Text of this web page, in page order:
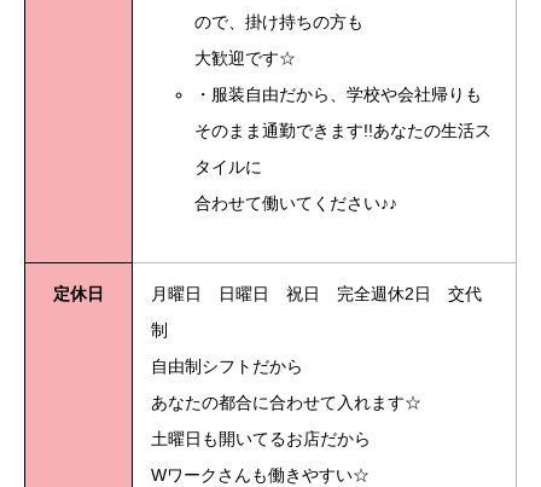
ので、掛け持ちの方も
大歓迎です☆
・服装自由だから、学校や会社帰りも
そのまま通勤できます!!あなたの生活ス
タイルに
合わせて働いてください♪♪
定休日
月曜日 日曜日 祝日 完全週休2日 交代
制
自由制シフトだから
あなたの都合に合わせて入れます☆
土曜日も開いてるお店だから
Wワークさんも働きやすい☆